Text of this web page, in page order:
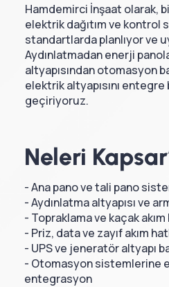
Hamdemirci İnşaat olarak,
elektrik dağıtım ve kontrol
standartlarda planlıyor ve
Aydınlatmadan enerji
altyapısından otomasyon
elektrik altyapısını
geçiriyoruz.
Neleri
- Ana pano ve tali pano
- Aydınlatma altyapısı ve
- Topraklama ve kaçak
- Priz, data ve zayıf akım
- UPS ve jeneratör altyapı
- Otomasyon sistemlerine
entegrasyon